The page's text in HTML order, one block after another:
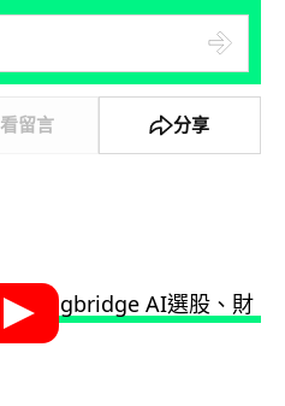
看留言 分享